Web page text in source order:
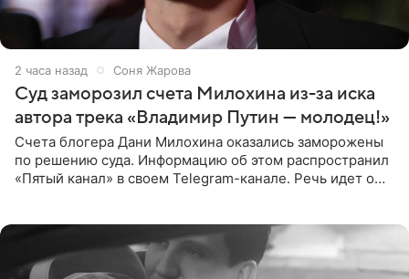
2 часа назад Соня Жарова
Суд заморозил счета Милохина из-за иска
автора трека «Владимир Путин — молодец!»
Счета блогера Дани Милохина оказались заморожены
по решению суда. Информацию об этом распространил
«Пятый канал» в своем Telegram-канале. Речь идет о